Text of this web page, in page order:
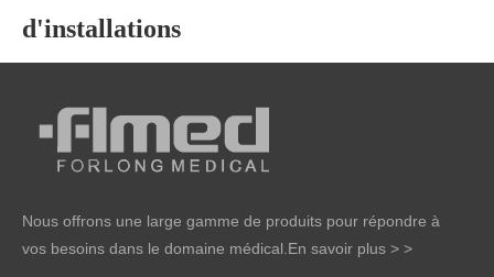
d'installations
Nous offrons une large gamme de produits pour répondre à
vos besoins dans le domaine médical. En savoir plus > >